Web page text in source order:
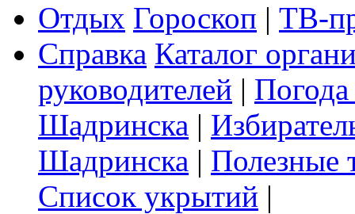
Отдых Гороскоп | ТВ-
Справка Каталог
руководителей |
Шадринска |
Шадринска | Полезные
Список укрытий |